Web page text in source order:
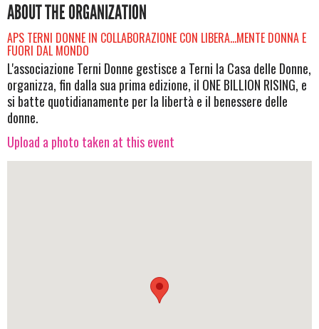
ABOUT THE ORGANIZATION
APS TERNI DONNE IN COLLABORAZIONE CON LIBERA...MENTE DONNA E
FUORI DAL MONDO
L'associazione Terni Donne gestisce a Terni la Casa delle Donne,
organizza, fin dalla sua prima edizione, il ONE BILLION RISING, e
si batte quotidianamente per la libertà e il benessere delle
donne.
Upload a photo taken at this event